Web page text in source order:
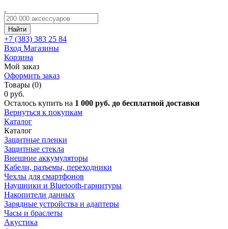
Найти
+7 (383) 383 25 84
Вход Магазины
Корзина
Мой заказ
Оформить заказ
Товары (0)
0 руб.
Осталось купить на 1 000 руб. до бесплатной доставки
Вернуться к покупкам
Каталог
Каталог
Защитные пленки
Защитные стекла
Внешние аккумуляторы
Кабели, разъемы, переходники
Чехлы для смартфонов
Наушники и Bluetooth-гарнитуры
Накопители данных
Зарядные устройства и адаптеры
Часы и браслеты
Акустика